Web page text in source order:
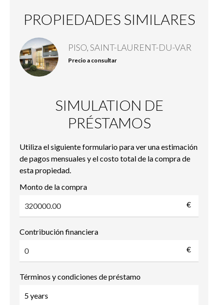
PROPIEDADES SIMILARES
PISO, SAINT-LAURENT-DU-VAR
Precio a consultar
SIMULATION DE
PRÉSTAMOS
Utiliza el siguiente formulario para ver una estimación
de pagos mensuales y el costo total de la compra de
esta propiedad.
Monto de la compra
€
Contribución financiera
€
Términos y condiciones de préstamo